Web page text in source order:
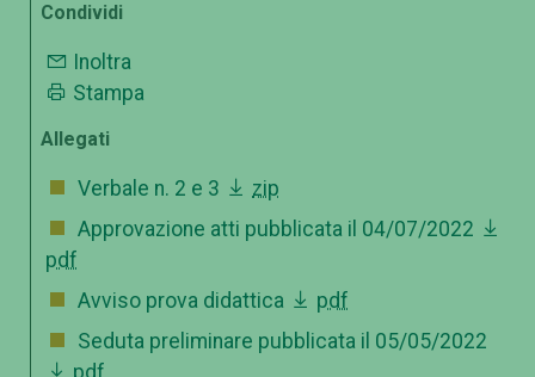
Condividi
Inoltra
Stampa
Allegati
Verbale n. 2 e 3
zip
Approvazione atti pubblicata il 04/07/2022
pdf
Avviso prova didattica
pdf
Seduta preliminare pubblicata il 05/05/2022
pdf